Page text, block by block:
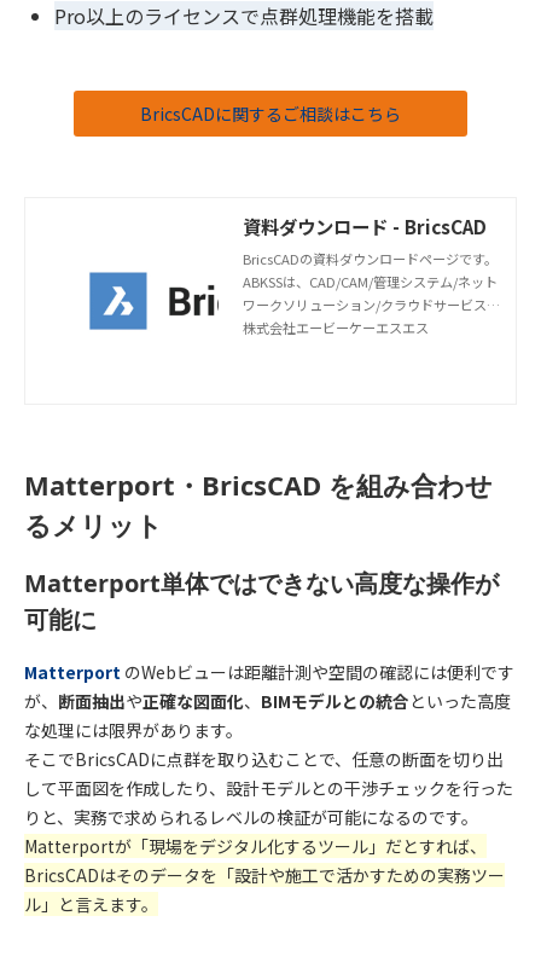
Pro以上のライセンスで点群処理機能を搭載
BricsCADに関するご相談はこちら
資料ダウンロード - BricsCAD
BricsCADの資料ダウンロードページです。
ABKSSは、CAD/CAM/管理システム/ネット
ワークソリューション/クラウドサービスの
専門知識や豊富な経験を兼ね備えておりま
株式会社エービーケーエスエス
Matterport・BricsCAD を組み合わせ
るメリット
Matterport単体ではできない高度な操作が
可能に
Matterport のWebビューは距離計測や空間の確認には便利です
が、 断面抽出や正確な図面化、 BIMモデルとの統合といった高度
な処理には限界があります。
そこでBricsCADに点群を取り込むことで、任意の断面を切り出
して平面図を作成したり、設計モデルとの干渉チェックを行った
りと、実務で求められるレベルの検証が可能になるのです。
Matterportが「現場をデジタル化するツール」だとすれば、
BricsCADはそのデータを「設計や施工で活かすための実務ツー
ル」と言えます。